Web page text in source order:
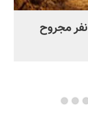
معدن طلا منفجر شد؛ ۱۶ نفر مجروح